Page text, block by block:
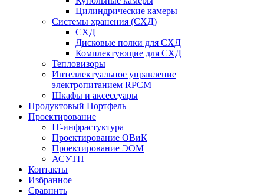
Цилиндрические камеры
Системы хранения (СХД)
СХД
Дисковые полки для СХД
Комплектующие для СХД
Тепловизоры
Интеллектуальное управление
электропитанием RPCM
Шкафы и аксессуары
Продуктовый Портфель
Проектирование
IT-инфрастуктура
Проектирование ОВиК
Проектирование ЭОМ
АСУТП
Контакты
Избранное
Сравнить